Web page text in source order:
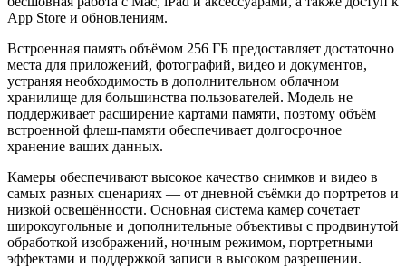
App Store и обновлениям.
Встроенная память объёмом 256 ГБ предоставляет достаточно
места для приложений, фотографий, видео и документов,
устраняя необходимость в дополнительном облачном
хранилище для большинства пользователей. Модель не
поддерживает расширение картами памяти, поэтому объём
встроенной флеш-памяти обеспечивает долгосрочное
хранение ваших данных.
Камеры обеспечивают высокое качество снимков и видео в
самых разных сценариях — от дневной съёмки до портретов и
низкой освещённости. Основная система камер сочетает
широкоугольные и дополнительные объективы с продвинутой
обработкой изображений, ночным режимом, портретными
эффектами и поддержкой записи в высоком разрешении.